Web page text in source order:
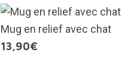
Mug en relief avec chat
13,90€